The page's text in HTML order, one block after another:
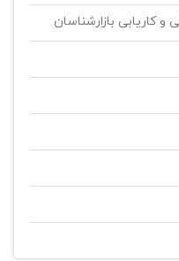
و کاریابی بازارشناسان